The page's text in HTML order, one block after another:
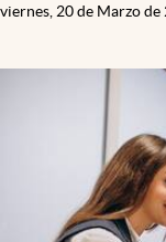
viernes, 20 de Marzo de